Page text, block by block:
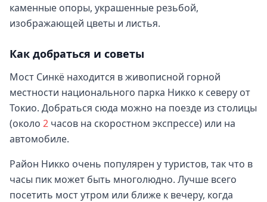
каменные опоры, украшенные резьбой,
изображающей цветы и листья.
Как добраться и советы
Мост Синкё находится в живописной горной
местности национального парка Никко к северу от
Токио. Добраться сюда можно на поезде из столицы
(около 2 часов на скоростном экспрессе) или на
автомобиле.
Район Никко очень популярен у туристов, так что в
часы пик может быть многолюдно. Лучше всего
посетить мост утром или ближе к вечеру, когда